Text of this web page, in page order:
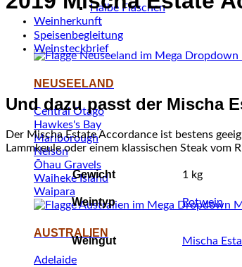
Halbe Flaschen
Weinherkunft
NEUSEELAND
Central Otago
Hawkes's Bay
Marlborough
Nelson
Ōhau Gravels
Waiheke Island
Waipara
AUSTRALIEN
Adelaide
Speisenbegleitung
Weinsteckbrief
Und dazu passt der Mischa
Der Mischa Estate Accordance ist bestens
Lammkeule oder einem klassischen Steak vom
Gewicht 1 kg
Weintyp Rotwein
Weingut Mischa